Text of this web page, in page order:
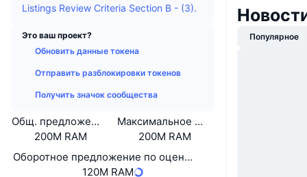
Listings Review Criteria Section B - (3).
Это ваш проект?
Обновить данные токена
Отправить разблокировки токенов
Получить значок сообщества
Общ. предложение
200M RAM
Максимальное предложение
200M RAM
Оборотное предложение по оценке самого проекта
120M RAM
Популярное